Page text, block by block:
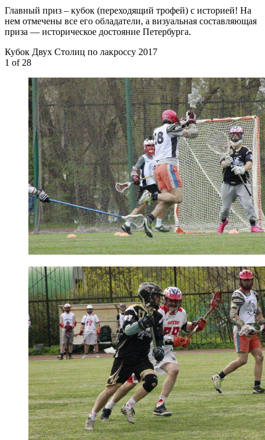
Главный приз – кубок (переходящий трофей) с историей! На
нем отмечены все его обладатели, а визуальная составляющая
приза — историческое достояние Петербурга.
Кубок Двух Столиц по лакроссу 2017
1 of 28